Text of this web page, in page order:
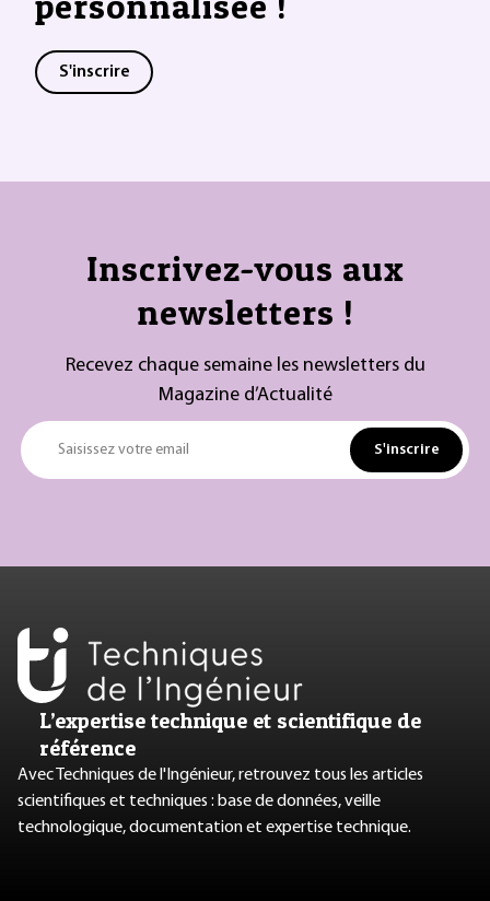
S'inscrire
Inscrivez-vous aux
newsletters !
Recevez chaque semaine les newsletters du
Magazine d’Actualité
Saisissez votre email S'inscrire
L’expertise technique et scientifique de
référence
Avec Techniques de l'Ingénieur, retrouvez tous les articles
scientifiques et techniques : base de données, veille
technologique, documentation et expertise technique.